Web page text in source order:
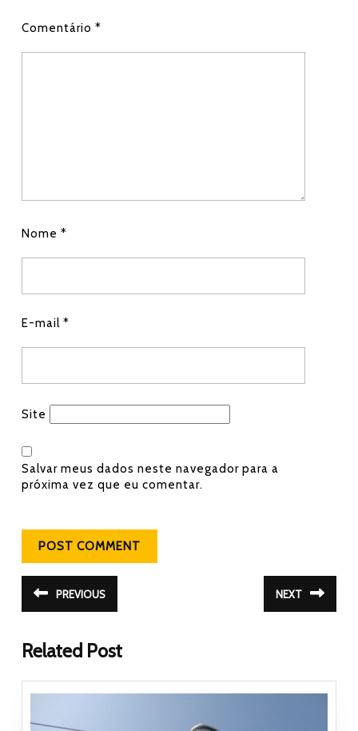
o
k
e
r
s
A
Comentário *
Nome *
E-mail *
Site
Salvar meus dados neste navegador para a
próxima vez que eu comentar.
Navegação de Post
PREVIOUS
anterior:
NEXT
post:
Related Post